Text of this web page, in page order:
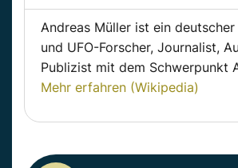
Andreas Müller ist ein
und UFO-Forscher, Journalist,
Publizist mit dem Schwerpunkt
Mehr erfahren (Wikipedia)